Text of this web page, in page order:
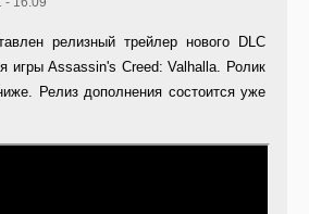
релизный трейлер нового DLC
игры Assassin's Creed: Valhalla. Ролик
Релиз дополнения состоится уже